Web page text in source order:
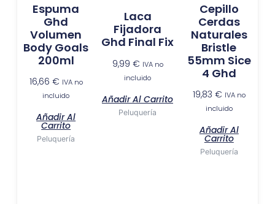
Espuma
Ghd
Volumen
Body Goals
200ml
16,66 € IVA no
incluido
Añadir Al
Carrito
Peluquería
Laca
Fijadora
Ghd Final Fix
9,99 € IVA no
incluido
Añadir Al Carrito
Peluquería
Cepillo
Cerdas
Naturales
Bristle
55mm Sice
4 Ghd
19,83 € IVA no
incluido
Añadir Al
Carrito
Peluquería